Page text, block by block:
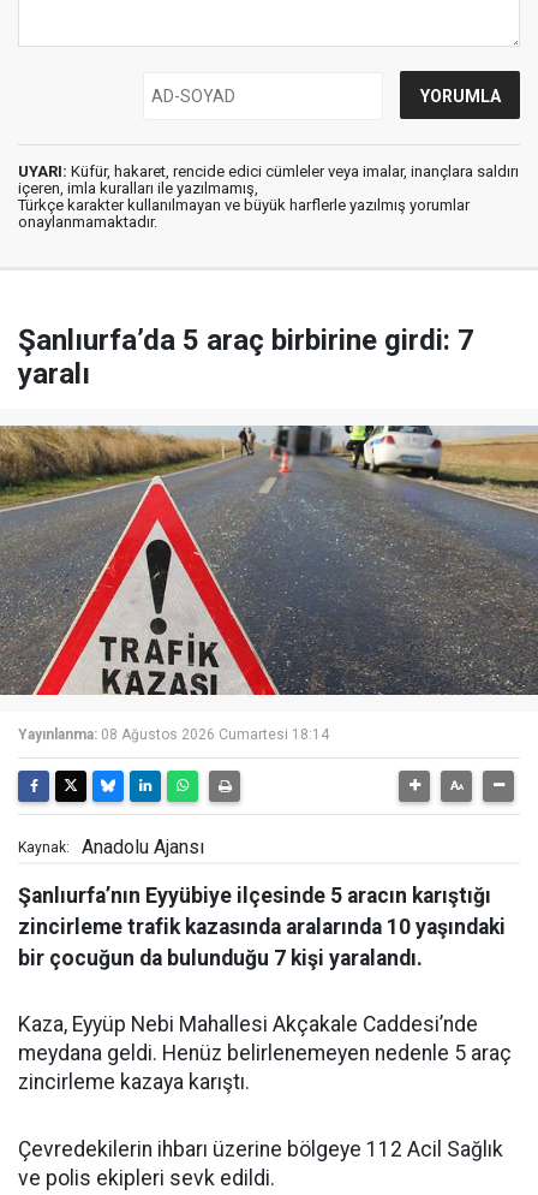
UYARI: Küfür, hakaret, rencide edici cümleler veya imalar, inançlara saldırı
içeren, imla kuralları ile yazılmamış,
Türkçe karakter kullanılmayan ve büyük harflerle yazılmış yorumlar
onaylanmamaktadır.
Şanlıurfa’da 5 araç birbirine girdi: 7
yaralı
Yayınlanma: 08 Ağustos 2026 Cumartesi 18:14
Kaynak: Anadolu Ajansı
Şanlıurfa’nın Eyyübiye ilçesinde 5 aracın karıştığı
zincirleme trafik kazasında aralarında 10 yaşındaki
bir çocuğun da bulunduğu 7 kişi yaralandı.
Kaza, Eyyüp Nebi Mahallesi Akçakale Caddesi’nde
meydana geldi. Henüz belirlenemeyen nedenle 5 araç
zincirleme kazaya karıştı.
Çevredekilerin ihbarı üzerine bölgeye 112 Acil Sağlık
ve polis ekipleri sevk edildi.